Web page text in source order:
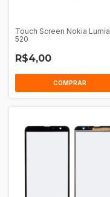
Touch Screen Nokia Lumia
520
R$4,00
COMPRAR